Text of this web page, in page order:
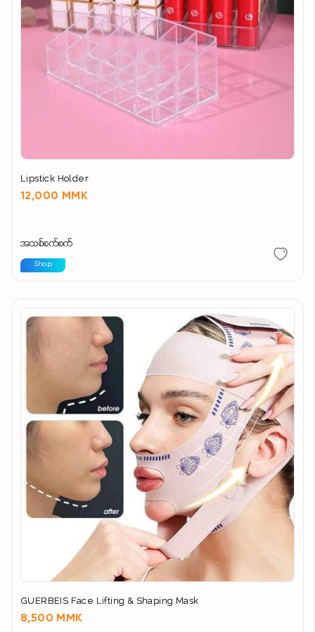
စေသည်
နောက်ထပ်အသုံးပြုမည့် Skin Care ပစ္စည်းများကို
အသားထဲသို့ ပိုမိုစိမ့်ဝင်အောင် ကူညီပေးသည်
ကော်လာဂျင်ထုတ်လုပ်မှုကို မြှင့်တင်ပေးပြီး အသားအရေ
Lipstick Holder
12,000 MMK
အသစ်စက်စက်
Shop
GUERBEIS Face Lifting & Shaping Mask
8,500 MMK